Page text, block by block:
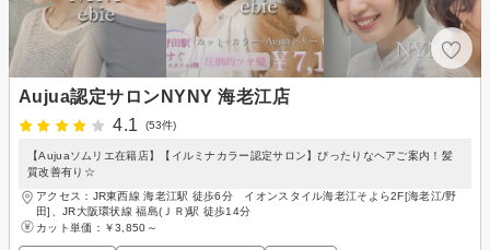
Aujua認定サロンNYNY 海老江店
4.1
(53件)
【Aujuaソムリエ在籍店】【イルミナカラー認定サロン】ぴったりなヘアご案内！髪
質改善有り☆
アクセス：JR東西線 海老江駅 徒歩6分 イオンスタイル海老江そよら2F[海老江/野
田]、JR大阪環状線 福島(ＪＲ)駅 徒歩14分
カット単価： ￥3,850～